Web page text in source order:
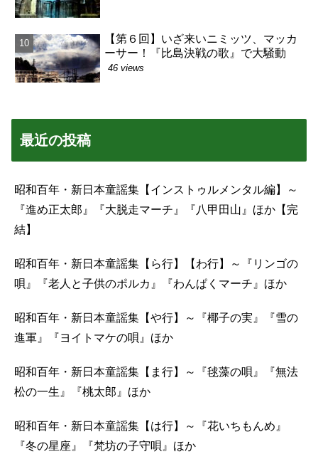
【第６回】いざ来いニミッツ、マッカ
ーサー！『比島決戦の歌』で大騒動
46 views
最近の投稿
昭和百年・新日本童謡集【インストゥルメンタル編】～
『進め正太郎』『大脱走マーチ』『八甲田山』ほか【完
結】
昭和百年・新日本童謡集【ら行】【わ行】～『リンゴの
唄』『老人と子供のポルカ』『わんぱくマーチ』ほか
昭和百年・新日本童謡集【や行】～『椰子の実』『雪の
進軍』『ヨイトマケの唄』ほか
昭和百年・新日本童謡集【ま行】～『毬藻の唄』『無法
松の一生』『桃太郎』ほか
昭和百年・新日本童謡集【は行】～『花いちもんめ』
『冬の星座』『梵坊の子守唄』ほか